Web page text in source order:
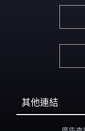
其他連結